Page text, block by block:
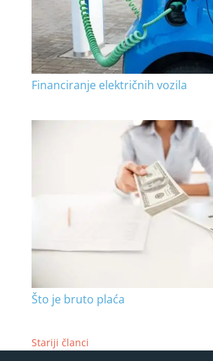
Financiranje električnih vozila
Što je bruto plaća
Stariji članci